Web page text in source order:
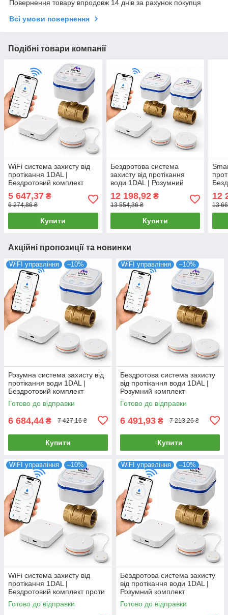
Повернення товару впродовж 14 днів за рахунок покупця
Всі умови повернення
Подібні товари компанії
WiFi система захисту від
протікання 1DAL |
Бездротовий комплект
1/2" (MNKT12)
5 647,37 ₴
6 274,86 ₴
Купити
Бездротова система
захисту від протікання
води 1DAL | Розумний
MaxKit 1" (MXKT10)
12 198,92₴
13 554,36 ₴
Купити
12
13
Акційні пропозиції та новинки
WiFI управління –10%
Розумна система захисту від
протікання води 1DAL |
Бездротовий комплект
антипотопу StandartKit 3/4"
(STKT34)
Готово до відправки
6 684,44 ₴ 7 427,16 ₴
Купити
WiFI управління –10%
Бездротова система захисту
від протікання води 1DAL |
Розумний комплект
антипотопу StandartKit 1/2"
(STKT12)
Готово до відправки
6 491,93 ₴ 7 213,26 ₴
Купити
WiFI управління –10%
WiFi система захисту від
протікання 1DAL |
Бездротовий комплект проти
залива води MiniKit 1/2"
(MNKT12)
Готово до відправки
WiFI управління –10%
Бездротова система захисту
від протікання води 1DAL |
Розумний комплект
антипотопу MiniKit 3/4"
(MNKT34)
Готово до відправки